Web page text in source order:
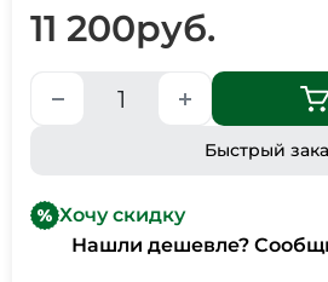
11 200руб.
Быстрый
Хочу скидку
Нашли дешевле?